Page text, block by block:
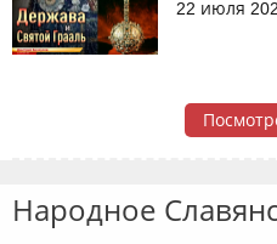
22 июля
Народное